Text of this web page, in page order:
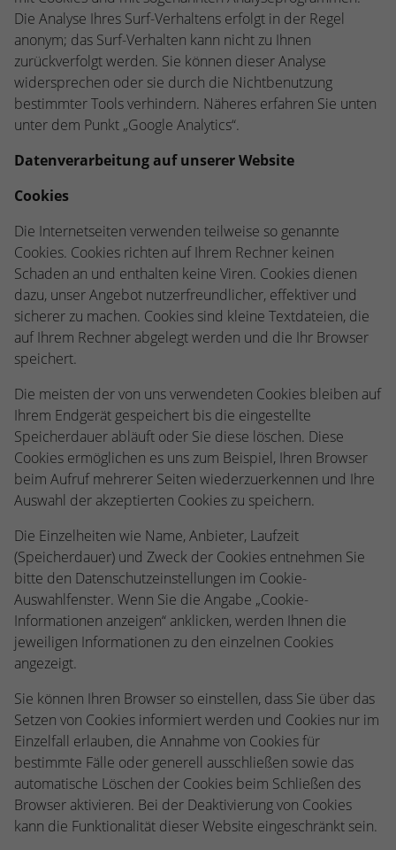
Die Analyse Ihres Surf-Verhaltens erfolgt in der Regel
anonym; das Surf-Verhalten kann nicht zu Ihnen
zurückverfolgt werden. Sie können dieser Analyse
widersprechen oder sie durch die Nichtbenutzung
bestimmter Tools verhindern. Näheres erfahren Sie unten
unter dem Punkt „Google Analytics“.
Datenverarbeitung auf unserer Website
Cookies
Die Internetseiten verwenden teilweise so genannte
Cookies. Cookies richten auf Ihrem Rechner keinen
Schaden an und enthalten keine Viren. Cookies dienen
dazu, unser Angebot nutzerfreundlicher, effektiver und
sicherer zu machen. Cookies sind kleine Textdateien, die
auf Ihrem Rechner abgelegt werden und die Ihr Browser
speichert.
Die meisten der von uns verwendeten Cookies bleiben auf
Ihrem Endgerät gespeichert bis die eingestellte
Speicherdauer abläuft oder Sie diese löschen. Diese
Cookies ermöglichen es uns zum Beispiel, Ihren Browser
beim Aufruf mehrerer Seiten wiederzuerkennen und Ihre
Auswahl der akzeptierten Cookies zu speichern.
Die Einzelheiten wie Name, Anbieter, Laufzeit
(Speicherdauer) und Zweck der Cookies entnehmen Sie
bitte den Datenschutzeinstellungen im Cookie-
Auswahlfenster. Wenn Sie die Angabe „Cookie-
Informationen anzeigen“ anklicken, werden Ihnen die
jeweiligen Informationen zu den einzelnen Cookies
angezeigt.
Sie können Ihren Browser so einstellen, dass Sie über das
Setzen von Cookies informiert werden und Cookies nur im
Einzelfall erlauben, die Annahme von Cookies für
bestimmte Fälle oder generell ausschließen sowie das
automatische Löschen der Cookies beim Schließen des
Browser aktivieren. Bei der Deaktivierung von Cookies
kann die Funktionalität dieser Website eingeschränkt sein.